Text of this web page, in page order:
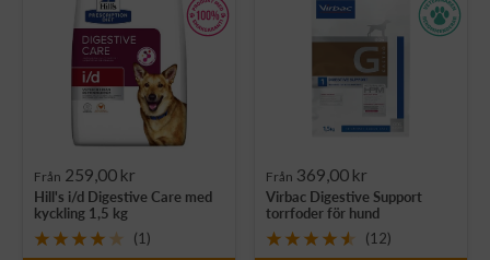
Rea-
pris
Från 259,00 kr
Hill's i/d Digestive Care med
kyckling 1,5 kg
(1)
Rea-
pris
Från 369,00 kr
Virbac Digestive Support
torrfoder för hund
(12)